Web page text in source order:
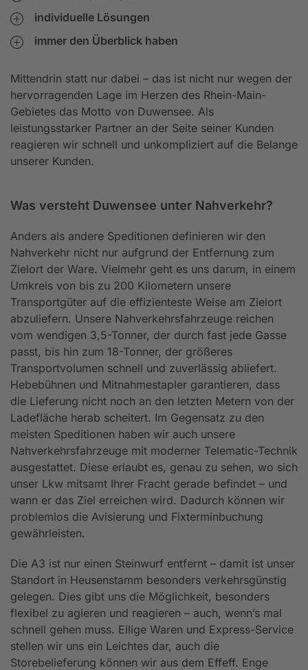
individuelle Lösungen
immer den Überblick haben
Mittendrin statt nur dabei – das ist nicht nur wegen der
hervorragenden Lage im Herzen des Rhein-Main-
Gebietes das Motto von Duwensee. Als
leistungsstarker Partner an der Seite seiner Kunden
reagieren wir schnell und unkompliziert auf die Belange
unserer Kunden.
Was versteht Duwensee unter Nahverkehr?
Anders als andere Speditionen definieren wir den
Nahverkehr nicht nur aufgrund der Entfernung zum
Zielort der Ware. Vielmehr geht es uns darum, in einem
Umkreis von bis zu 200 Kilometern unsere
Transportgüter auf die effizienteste Weise am Zielort
abzuliefern. Unsere Nahverkehrsfahrzeuge reichen
vom wendigen 3,5-Tonner, der durch fast jede Gasse
passt, bis hin zum 18-Tonner, der größeres
Transportvolumen schnell und zuverlässig abliefert.
Hebebühnen und Mitnahmestapler garantieren, dass
die Lieferung nicht noch an den letzten Metern von der
Ladefläche herab scheitert. Im Gegensatz zu den
meisten Speditionen haben wir auch unsere
Nahverkehrsfahrzeuge mit moderner Telematic-Technik
ausgestattet. Diese erlaubt es, genau zu sehen, wo sich
unser Lkw mitsamt Ihrer Fracht gerade befindet – und
wann er das Ziel erreichen wird. Dadurch können wir
problemlos die Avisierung und Fixterminbuchung
gewährleisten.
Die A3 ist nur einen Steinwurf entfernt – damit ist unser
Standort in Heusenstamm besonders verkehrsgünstig
gelegen. Dies gibt uns die Möglichkeit, besonders
flexibel zu agieren und reagieren – auch, wenn’s mal
schnell gehen muss. Eilige Waren und Express-Service
stellen wir uns ein Leichtes dar, auch die
Storebelieferung können wir aus dem Effeff. Enge